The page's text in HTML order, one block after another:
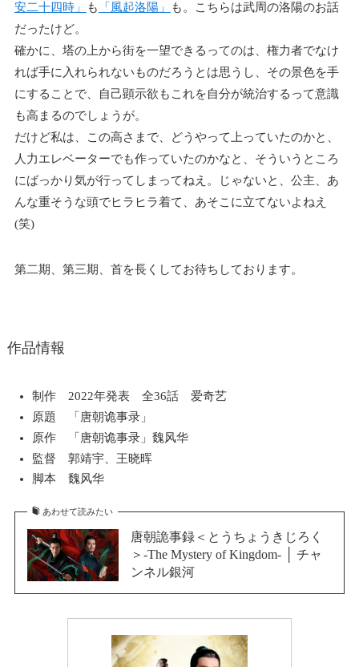
安二十四時」
も 「風起洛陽」
も。こちらは武周の洛陽のお話
だったけど。
確かに、塔の上から街を一望できるってのは、権力者でなけ
れば手に入れられないものだろうとは思うし、その景色を手
にすることで、自己顕示欲もこれを自分が統治するって意識
も高まるのでしょうが。
だけど私は、この高さまで、どうやって上っていたのかと、
人力エレベーターでも作っていたのかなと、そういうところ
にばっかり気が行ってしまってねえ。じゃないと、公主、あ
んな重そうな頭でヒラヒラ着て、あそこに立てないよねえ
(笑)
第二期、第三期、首を長くしてお待ちしております。
作品情報
制作 2022年発表 全36話 爱奇艺
原題 「唐朝诡事录」
原作 「唐朝诡事录」魏风华
監督 郭靖宇、王晓晖
脚本 魏风华
あわせて読みたい
唐朝詭事録＜とうちょうきじろく
＞-The Mystery of Kingdom- │ チャ
ンネル銀河